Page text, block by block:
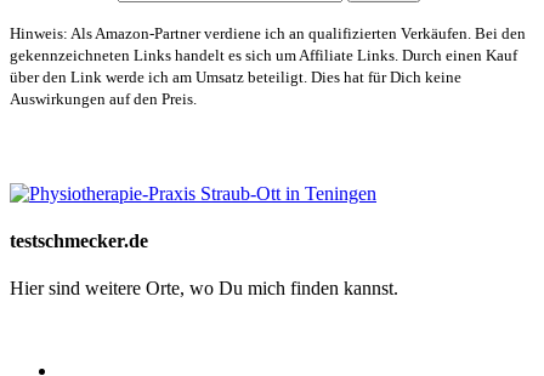
Hinweis: Als Amazon-Partner verdiene ich an qualifizierten Verkäufen. Bei den
gekennzeichneten Links handelt es sich um Affiliate Links. Durch einen Kauf
über den Link werde ich am Umsatz beteiligt. Dies hat für Dich keine
Auswirkungen auf den Preis.
testschmecker.de
Hier sind weitere Orte, wo Du mich finden kannst.